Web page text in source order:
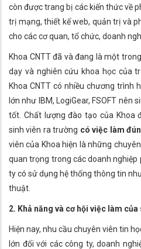
còn được trang bị các kiến thức về
trị mạng, thiết kế web, quản trị và
cho các cơ quan, tổ chức, doanh
Khoa CNTT đã và đang là một
dạy và nghiên cứu khoa học của
Khoa CNTT có nhiều chương trình
lớn như IBM, LogiGear, FSOFT nên
tốt. Chất lượng đào tạo của Khoa
sinh viên ra trường có việc làm
viên của Khoa hiện là những
quan trọng trong các doanh
ty có sử dụng hệ thống thông tin
thuật.
2. Khả năng và cơ hội việc làm của
Hiện nay, nhu cầu chuyên viên tin
lớn đối với các công ty, doanh